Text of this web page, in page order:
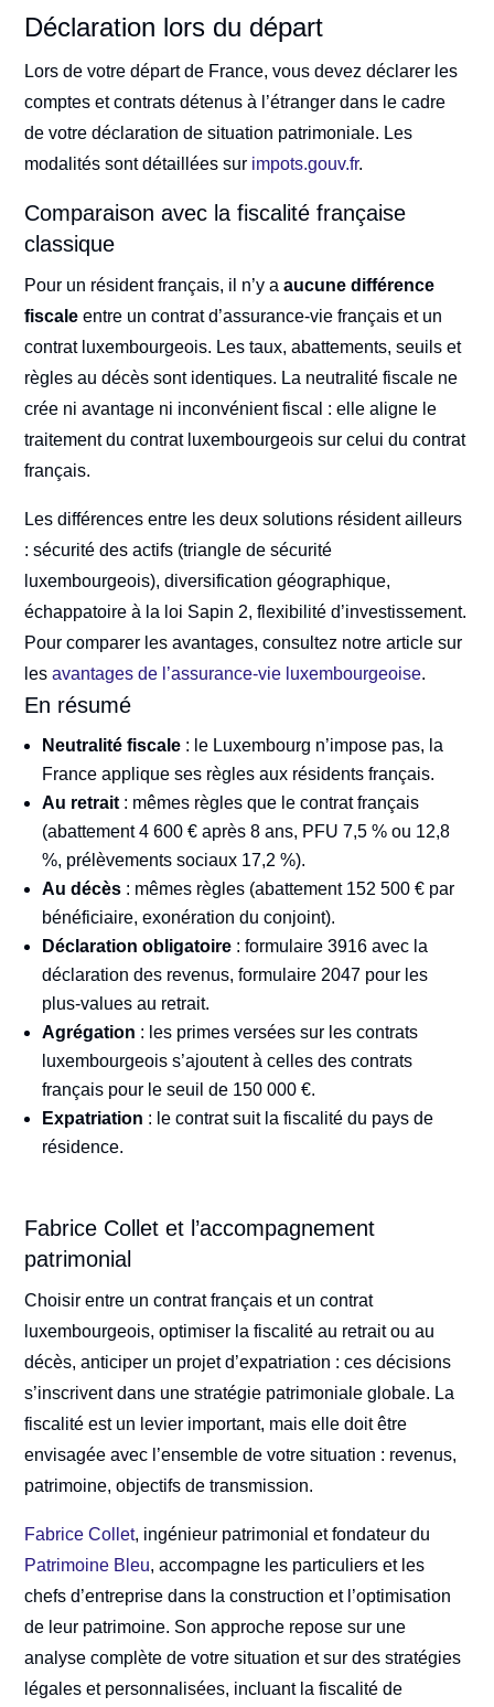
Déclaration lors du départ
Lors de votre départ de France, vous devez déclarer les
comptes et contrats détenus à l’étranger dans le cadre
de votre déclaration de situation patrimoniale. Les
modalités sont détaillées sur impots.gouv.fr.
Comparaison avec la fiscalité française
classique
Pour un résident français, il n’y aaucune différence
fiscale entre un contrat d’assurance-vie français et un
contrat luxembourgeois. Les taux, abattements, seuils et
règles au décès sont identiques. La neutralité fiscale ne
crée ni avantage ni inconvénient fiscal : elle aligne le
traitement du contrat luxembourgeois sur celui du contrat
français.
Les différences entre les deux solutions résident ailleurs
: sécurité des actifs (triangle de sécurité
luxembourgeois), diversification géographique,
échappatoire à la loi Sapin 2, flexibilité d’investissement.
Pour comparer les avantages, consultez notre article sur
lesavantages de l’assurance-vie luxembourgeoise.
En résumé
Neutralité fiscale : le Luxembourg n’impose pas, la
France applique ses règles aux résidents français.
Au retrait : mêmes règles que le contrat français
(abattement 4 600 € après 8 ans, PFU 7,5 % ou 12,8
%, prélèvements sociaux 17,2 %).
Au décès : mêmes règles (abattement 152 500 € par
bénéficiaire, exonération du conjoint).
Déclaration obligatoire : formulaire 3916 avec la
déclaration des revenus, formulaire 2047 pour les
plus-values au retrait.
Agrégation : les primes versées sur les contrats
luxembourgeois s’ajoutent à celles des contrats
français pour le seuil de 150 000 €.
Expatriation : le contrat suit la fiscalité du pays de
résidence.
Fabrice Collet et l’accompagnement
patrimonial
Choisir entre un contrat français et un contrat
luxembourgeois, optimiser la fiscalité au retrait ou au
décès, anticiper un projet d’expatriation : ces décisions
s’inscrivent dans une stratégie patrimoniale globale. La
fiscalité est un levier important, mais elle doit être
envisagée avec l’ensemble de votre situation : revenus,
patrimoine, objectifs de transmission.
Fabrice Collet, ingénieur patrimonial et fondateur du
Patrimoine Bleu, accompagne les particuliers et les
chefs d’entreprise dans la construction et l’optimisation
de leur patrimoine. Son approche repose sur une
analyse complète de votre situation et sur des stratégies
légales et personnalisées, incluant la fiscalité de